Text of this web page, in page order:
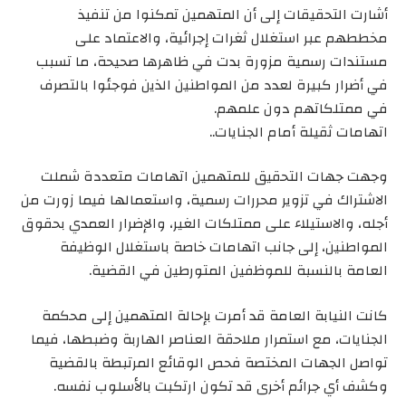
أشارت التحقيقات إلى أن المتهمين تمكنوا من تنفيذ
مخططهم عبر استغلال ثغرات إجرائية، والاعتماد على
مستندات رسمية مزورة بدت في ظاهرها صحيحة، ما تسبب
في أضرار كبيرة لعدد من المواطنين الذين فوجئوا بالتصرف
في ممتلكاتهم دون علمهم.
اتهامات ثقيلة أمام الجنايات..
وجهت جهات التحقيق للمتهمين اتهامات متعددة شملت
الاشتراك في تزوير محررات رسمية، واستعمالها فيما زورت من
أجله، والاستيلاء على ممتلكات الغير، والإضرار العمدي بحقوق
المواطنين، إلى جانب اتهامات خاصة باستغلال الوظيفة
العامة بالنسبة للموظفين المتورطين في القضية.
كانت النيابة العامة قد أمرت بإحالة المتهمين إلى محكمة
الجنايات، مع استمرار ملاحقة العناصر الهاربة وضبطها، فيما
تواصل الجهات المختصة فحص الوقائع المرتبطة بالقضية
وكشف أي جرائم أخرى قد تكون ارتكبت بالأسلوب نفسه.